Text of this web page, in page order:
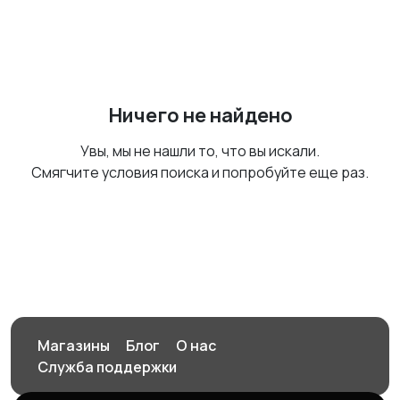
Ничего не найдено
Увы, мы не нашли то, что вы искали.
Смягчите условия поиска и попробуйте еще раз.
Магазины Блог
О нас
Служба поддержки